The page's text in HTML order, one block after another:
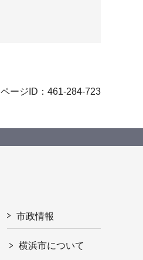
ページID：461-284-723
市政情報
横浜市について